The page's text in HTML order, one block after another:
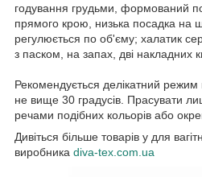
годування грудьми, формований
прямого крою, низька посадка на
регулюється по об'єму; халатик
з паском, на запах, дві накладних
Рекомендується делікатний
не вище 30 градусів. Прасувати
речами подібних кольорів або
Дивіться більше товарів у для
виробника diva-tex.com.ua